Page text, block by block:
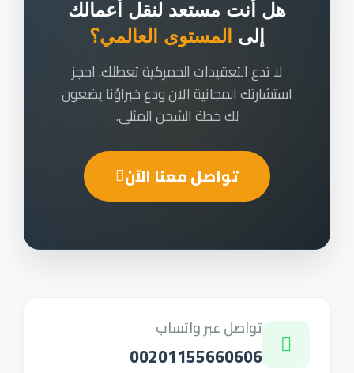
هل أنت مستعد لنقل أعمالك
إلى المستوى العالمي؟
لا تدع التعقيدات الجمركية تعطلك. احجز
استشارتك المجانية الآن ودع خبراؤنا يضعون
لك خطة الشحن المثلى.
تواصل معنا الآن
تواصل عبر واتساب
00201155660606